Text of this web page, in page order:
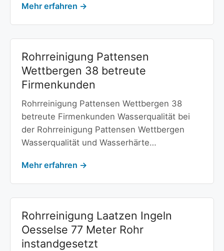
Mehr erfahren →
Rohrreinigung Pattensen
Wettbergen 38 betreute
Firmenkunden
Rohrreinigung Pattensen Wettbergen 38
betreute Firmenkunden Wasserqualität bei
der Rohrreinigung Pattensen Wettbergen
Wasserqualität und Wasserhärte…
Mehr erfahren →
Rohrreinigung Laatzen Ingeln
Oesselse 77 Meter Rohr
instandgesetzt